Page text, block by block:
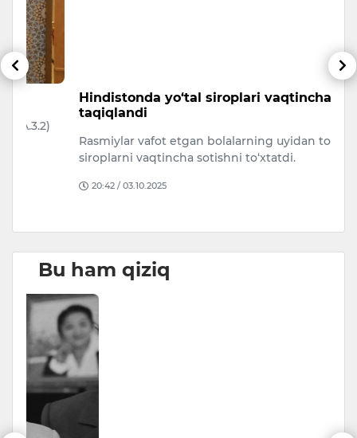
Hindistonda yo‘tal siroplari vaqtincha
taqiqlandi
Rasmiylar vafot etgan bolalarning uyidan topilgan
siroplarni vaqtincha sotishni to‘xtatdi.
20:42 / 03.10.2025
Bu ham qiziq